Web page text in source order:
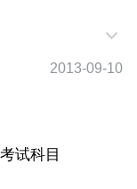
2013-09-10
考试科目